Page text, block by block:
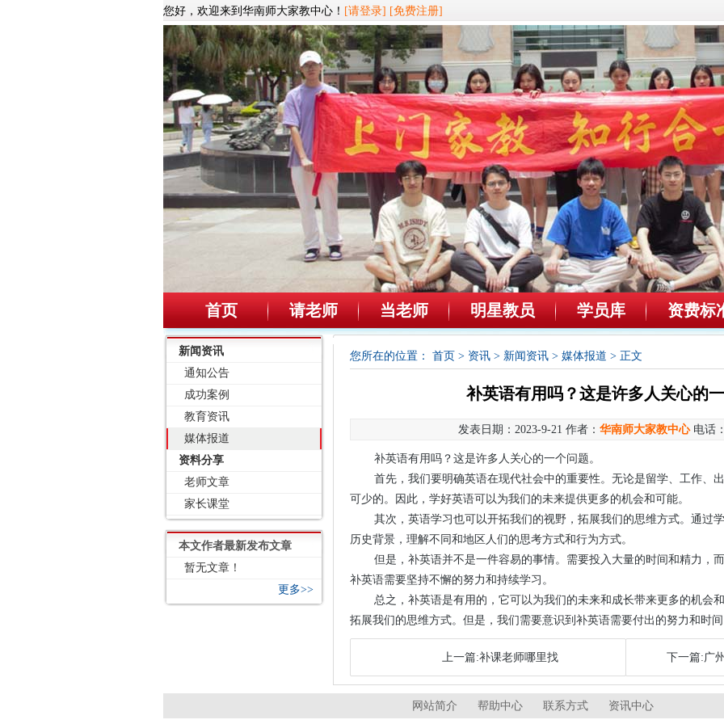
您好，欢迎来到华南师大家教中心！ [请登录] [免费注册]
首页 请老师 当老师 明星教员 学员库 资费标
新闻资讯
通知公告
成功案例
教育资讯
媒体报道
资料分享
老师文章
家长课堂
本文作者最新发布文章
暂无文章！
更多>>
您所在的位置： 首页 > 资讯 > 新闻资讯 > 媒体报道 > 正文
补英语有用吗？这是许多人关心的
发表日期：2023-9-21 作者： 华南师大家教中心电话
补英语有用吗？这是许多人关心的一个问题。
首先，我们要明确英语在现代社会中的重要性。无论是留学、工作、
可少的。因此，学好英语可以为我们的未来提供更多的机会和可能。
其次，英语学习也可以开拓我们的视野，拓展我们的思维方式。通过
历史背景，理解不同和地区人们的思考方式和行为方式。
但是，补英语并不是一件容易的事情。需要投入大量的时间和精力，
补英语需要坚持不懈的努力和持续学习。
总之，补英语是有用的，它可以为我们的未来和成长带来更多的机会
拓展我们的思维方式。但是，我们需要意识到补英语需要付出的努力和时
上一篇:补课老师哪里找 下一篇:广
网站简介 帮助中心 联系方式 资讯中心